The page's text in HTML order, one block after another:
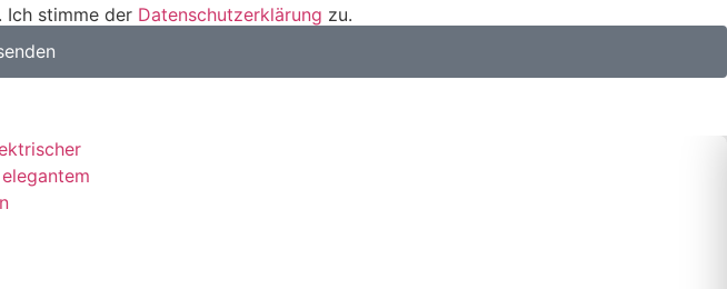
Ich stimme der Datenschutzerklärung zu.